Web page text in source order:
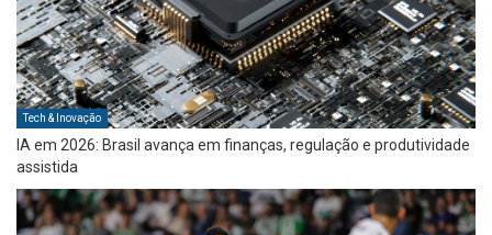
Tech & Inovação
IA em 2026: Brasil avança em finanças, regulação e produtividade
assistida